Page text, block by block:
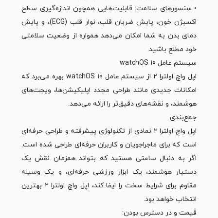
• سنسورهای سلامت: قابلیت‌هایی همچون اندازه‌گیری سطح
اکسیژن خون، پایش ضربان قلب، نوار قلب (ECG)، و پایش
دمای بدن به شما امکان می‌دهد همواره از وضعیت سلامتی
خود مطلع باشید.
سیستم عامل watchOS 10
اپل واچ اولترا ۲ از سیستم عامل watchOS 10 بهره می‌برد که
امکانات جدیدی مانند طراحی مجدد اپلیکیشن‌ها، ویجت‌های
هوشمند، و نقشه‌های دقیق‌تر را ارائه می‌دهد.
جمع‌بندی
اپل واچ اولترا ۲ نمادی از تکنولوژی پیشرفته و طراحی حرفه‌ای
است که برای ماجراجویان و کاربران حرفه‌ای طراحی شده است.
اگر به دنبال ساعتی هستید که بتواند همزمان نقش یک
دستیار هوشمند، یک ابزار ورزشی حرفه‌ای، و یک وسیله
مقاوم برای شرایط سخت را ایفا کند، اپل واچ اولترا ۲ بهترین
انتخاب خواهد بود.
قیمت و در دسترس بودن: